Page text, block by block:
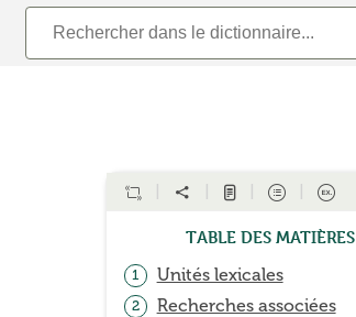
Table des matières
1 Unités lexicales
2 Recherches associées